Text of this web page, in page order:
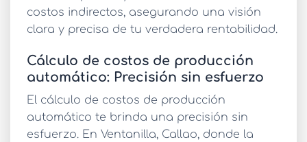
costos indirectos, asegurando una visión
clara y precisa de tu verdadera rentabilidad.
Cálculo de costos de producción
automático: Precisión sin esfuerzo
El cálculo de costos de producción
automático te brinda una precisión sin
esfuerzo. En Ventanilla, Callao, donde la